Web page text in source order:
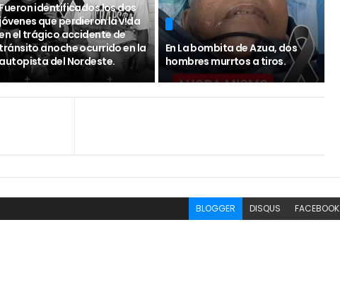
identificados los dos
que perdieron la v!da
el trágico accidente de
tránsito anoche ocurrido en la
autopista del Nordeste.
En La bombita de Azua, dos
hombres murrtos a tiros.
BLOGGER DISQUS FACEBOOK